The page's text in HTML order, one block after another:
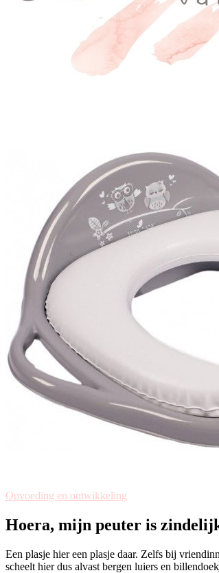
Opvoeding en ontwikkeling
Hoera, mijn peuter is
Een plasje hier een plasje daar. Zelfs bij
scheelt hier dus alvast bergen luiers en